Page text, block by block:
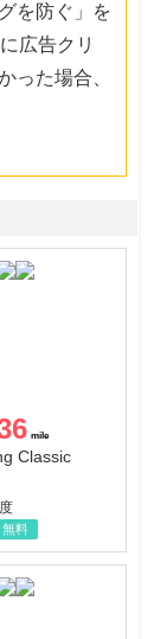
を防ぐ」を
広告クリ
った場合、
Classic
無料